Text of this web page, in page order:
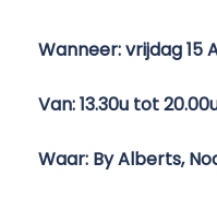
Wanneer: vrijdag 15
Van: 13.30u tot
Waar: By Alberts,